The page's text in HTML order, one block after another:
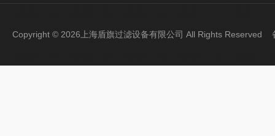
Copyright © 2026上海盾旗过滤设备有限公司 All Rights Reserved